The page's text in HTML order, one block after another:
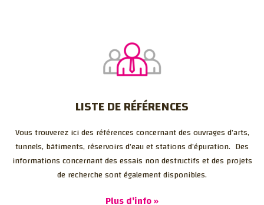
LISTE DE RÉFÉRENCES
Vous trouverez ici des références concernant des ouvrages d’arts,
tunnels, bâtiments, réservoirs d’eau et stations d’épuration. Des
informations concernant des essais non destructifs et des projets
de recherche sont également disponibles.
Plus d'info »